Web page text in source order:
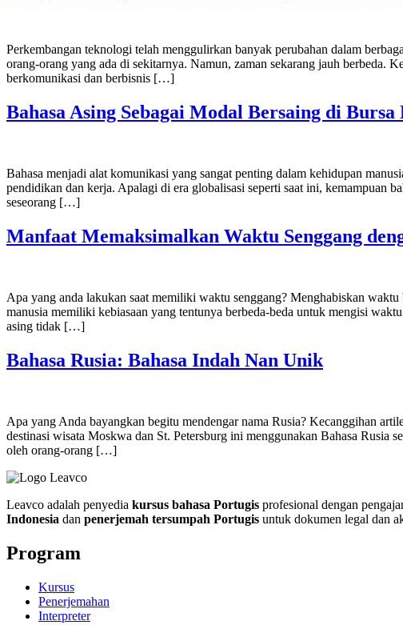
Perkembangan teknologi telah menggulirkan banyak perubahan dalam
orang-orang yang ada di sekitarnya. Namun, zaman sekarang jauh berbeda.
berkomunikasi dan berbisnis […]
Bahasa Asing Sebagai Modal Bersaing di
Bahasa menjadi alat komunikasi yang sangat penting dalam kehidupan
pendidikan dan kerja. Apalagi di era globalisasi seperti saat ini, kemampuan
seseorang […]
Manfaat Memaksimalkan Waktu Senggang
Apa yang anda lakukan saat memiliki waktu senggang? Menghabiskan
manusia memiliki kebiasaan yang tentunya berbeda-beda untuk mengisi
asing tidak […]
Bahasa Rusia: Bahasa Indah Nan Unik
Apa yang Anda bayangkan begitu mendengar nama Rusia? Kecanggihan
destinasi wisata Moskwa dan St. Petersburg ini menggunakan Bahasa Rusia
oleh orang-orang […]
Leavco adalah penyedia kursus bahasa Portugis profesional dengan
Indonesia dan penerjemah tersumpah Portugis untuk dokumen legal dan
Program
Kursus
Penerjemahan
Interpreter